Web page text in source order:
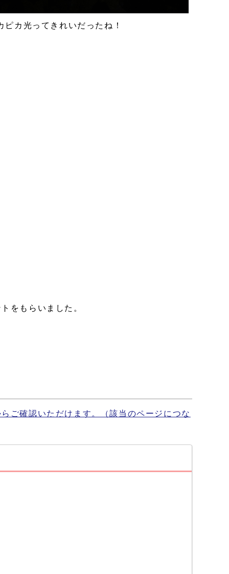
ピカ光ってきれいだったね！
をもらいました。
ご確認いただけます。（該当のページにつな